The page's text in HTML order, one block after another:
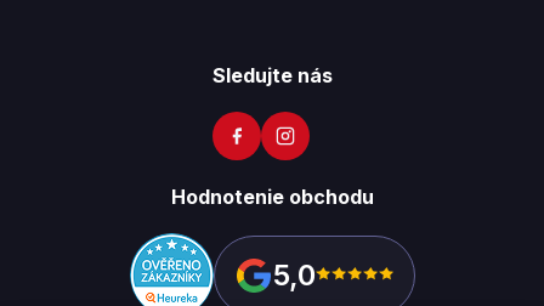
Sledujte nás
Hodnotenie obchodu
5,0